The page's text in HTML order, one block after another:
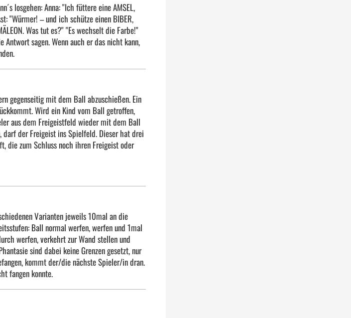
losgehen: Anna: "Ich füttere eine AMSEL,
"Würmer! – und ich schütze einen BIBER,
Was tut es?" "Es wechselt die Farbe!"
sagen. Wenn auch er das nicht kann,
gegenseitig mit dem Ball abzuschießen. Ein
Wird ein Kind vom Ball getroffen,
aus dem Freigeistfeld wieder mit dem Ball
der Freigeist ins Spielfeld. Dieser hat drei
die zum Schluss noch ihren Freigeist oder
Varianten jeweils 10mal an die
Ball normal werfen, werfen und 1mal
werfen, verkehrt zur Wand stellen und
sind dabei keine Grenzen gesetzt, nur
kommt der/die nächste Spieler/in dran.
fangen konnte.